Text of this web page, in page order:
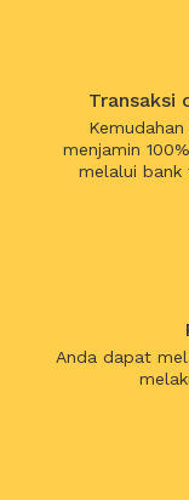
Transaksi
menjamin
melalui
Anda dapat